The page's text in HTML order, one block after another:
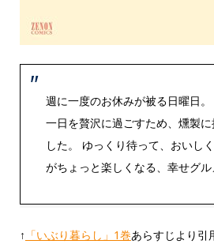
週に一度のお休みが被る日曜日
一日を贅沢に過ごすため、燻製
した。 ゆっくり待って、おいし
がちょっと楽しくなる、幸せグル
↑ 「いぶり暮らし」1巻あらすじより引